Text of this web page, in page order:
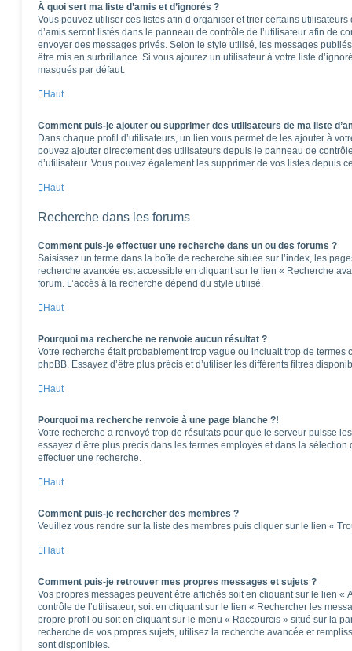
À quoi sert ma liste d’amis et d’ignorés ?
Vous pouvez utiliser ces listes afin d’organiser et trier certains
d’amis seront listés dans le panneau de contrôle de l’utilisateur afin de
envoyer des messages privés. Selon le style utilisé, les messages
être mis en surbrillance. Si vous ajoutez un utilisateur à votre liste
masqués par défaut.
Haut
Comment puis-je ajouter ou supprimer des utilisateurs de ma liste
Dans chaque profil d’utilisateurs, un lien vous permet de les ajouter à
pouvez ajouter directement des utilisateurs depuis le panneau de
d’utilisateur. Vous pouvez également les supprimer de vos listes depuis
Haut
Recherche dans les forums
Comment puis-je effectuer une recherche dans un ou des forums ?
Saisissez un terme dans la boîte de recherche située sur l’index, les
recherche avancée est accessible en cliquant sur le lien « Recherche
forum. L’accès à la recherche dépend du style utilisé.
Haut
Pourquoi ma recherche ne renvoie aucun résultat ?
Votre recherche était probablement trop vague ou incluait trop de termes
phpBB. Essayez d’être plus précis et d’utiliser les différents filtres
Haut
Pourquoi ma recherche renvoie à une page blanche ?!
Votre recherche a renvoyé trop de résultats pour que le serveur puisse
essayez d’être plus précis dans les termes employés et dans la
effectuer une recherche.
Haut
Comment puis-je rechercher des membres ?
Veuillez vous rendre sur la liste des membres puis cliquer sur le lien «
Haut
Comment puis-je retrouver mes propres messages et sujets ?
Vos propres messages peuvent être affichés soit en cliquant sur le lien «
contrôle de l’utilisateur, soit en cliquant sur le lien « Rechercher les
propre profil ou soit en cliquant sur le menu « Raccourcis » situé sur la
recherche de vos propres sujets, utilisez la recherche avancée et
sont disponibles.